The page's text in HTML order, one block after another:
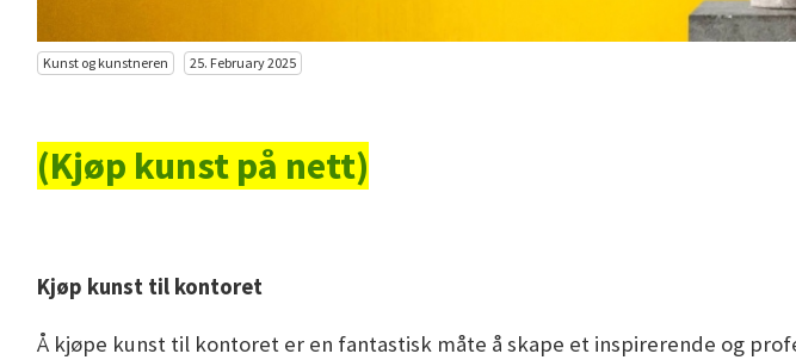
Kunst og kunstneren 25. February 2025
(Kjøp kunst på nett)
Kjøp kunst til kontoret
Å kjøpe kunst til kontoret er en fantastisk måte å skape et inspirerende og